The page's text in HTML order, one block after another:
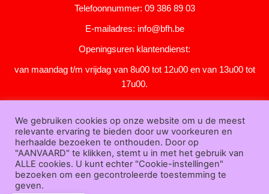
Telefoonnummer: 09 386 89 03
E-mailadres: info@bfh.be
Openingsuren klantendienst:
van maandag t/m vrijdag van 8u00 tot 12u00 en van 13u00 tot
17u00.
KLANTENSERVICE
Over
ons|Bedrijfsgegevens|F.A.Q.|Bestelprocedure|Betaling|
ending| Retourneren|Downloads|Dealers|Bedrukken
We gebruiken cookies op onze website om u de meest
relevante ervaring te bieden door uw voorkeuren en
herhaalde bezoeken te onthouden. Door op
"AANVAARD" te klikken, stemt u in met het gebruik van
ALLE cookies. U kunt echter "Cookie-instellingen"
bezoeken om een gecontroleerde toestemming te
geven.